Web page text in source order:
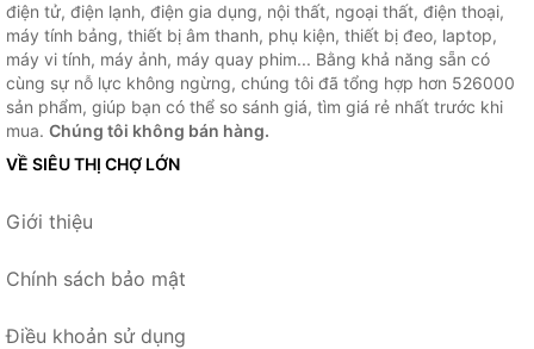
điện tử, điện lạnh, điện gia dụng, nội thất, ngoại thất, điện thoại,
máy tính bảng, thiết bị âm thanh, phụ kiện, thiết bị đeo, laptop,
máy vi tính, máy ảnh, máy quay phim... Bằng khả năng sẵn có
cùng sự nỗ lực không ngừng, chúng tôi đã tổng hợp hơn 526000
sản phẩm, giúp bạn có thể so sánh giá, tìm giá rẻ nhất trước khi
mua. Chúng tôi không bán hàng.
VỀ SIÊU THỊ CHỢ LỚN
Giới thiệu
Chính sách bảo mật
Điều khoản sử dụng